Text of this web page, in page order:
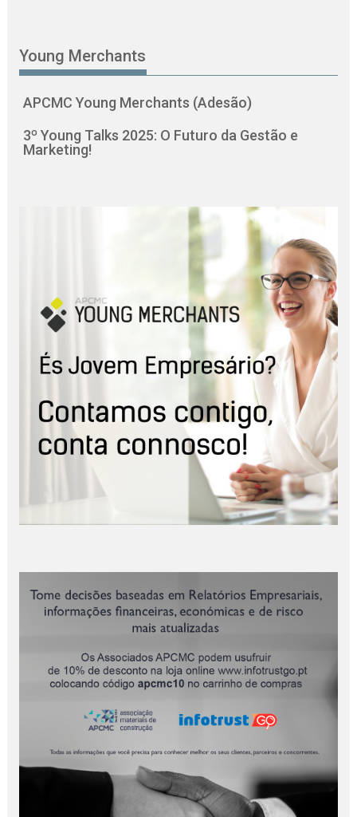
Young Merchants
APCMC Young Merchants (Adesão)
3º Young Talks 2025: O Futuro da Gestão e
Marketing!